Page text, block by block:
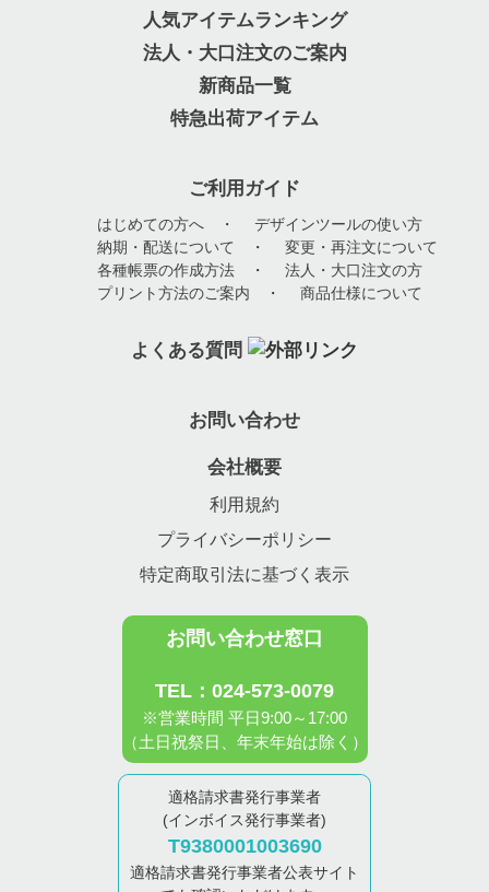
人気アイテムランキング
法人・大口注文のご案内
新商品一覧
特急出荷アイテム
ご利用ガイド
はじめての方へ ・ デザインツールの使い方
納期・配送について
・ 変更・再注文について
各種帳票の作成方法 ・ 法人・大口注文の方
プリント方法のご案内 ・ 商品仕様について
よくある質問
お問い合わせ
会社概要
利用規約
プライバシーポリシー
特定商取引法に基づく表示
お問い合わせ窓口
TEL：024-573-0079
※営業時間 平日9:00～17:00
（土日祝祭日、年末年始は除く）
適格請求書発行事業者
(インボイス発行事業者)
T9380001003690
適格請求書発行事業者公表サイト